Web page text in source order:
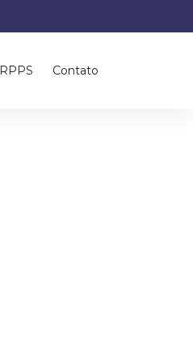
RPPS Contato